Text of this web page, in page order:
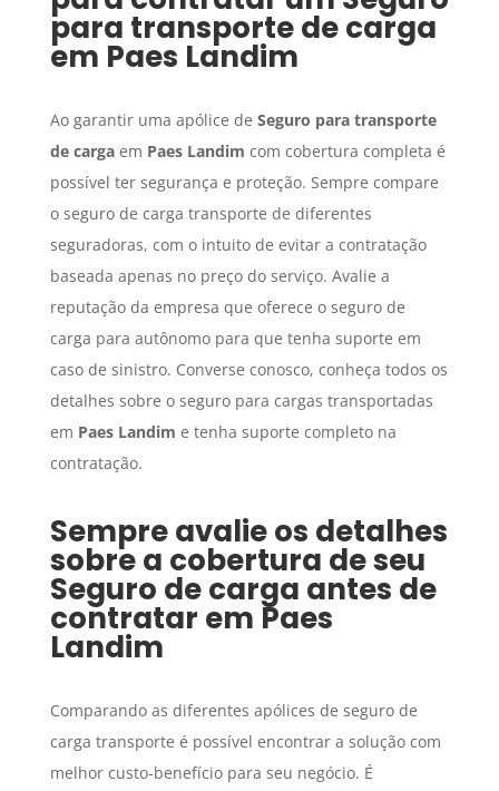
para transporte de carga
em Paes Landim
Ao garantir uma apólice de Seguro para transporte
de cargaem Paes Landim com cobertura completa é
possível ter segurança e proteção. Sempre compare
o seguro de carga transporte de diferentes
seguradoras, com o intuito de evitar a contratação
baseada apenas no preço do serviço. Avalie a
reputação da empresa que oferece o seguro de
carga para autônomo para que tenha suporte em
caso de sinistro. Converse conosco, conheça todos os
detalhes sobre o seguro para cargas transportadas
em Paes Landim e tenha suporte completo na
contratação.
Sempre avalie os detalhes
sobre a cobertura de seu
Seguro de carga antes de
contratar em Paes
Landim
Comparando as diferentes apólices de seguro de
carga transporte é possível encontrar a solução com
melhor custo-benefício para seu negócio. É